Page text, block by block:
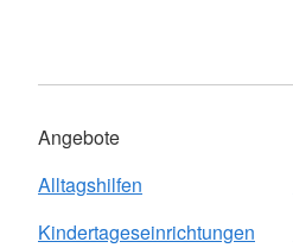
Angebote
Alltagshilfen
Kindertageseinrichtungen